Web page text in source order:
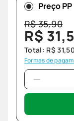
Preço PP
R$35,90
R$ 31,
Total: R$ 31,50
Formas de